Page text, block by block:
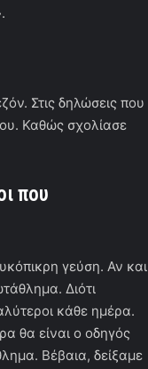
Στις δηλώσεις που
Καθώς σχολίασε
που
γεύση. Αν και
Διότι
κάθε ημέρα.
θα είναι ο οδηγός
Βέβαια, δείξαμε